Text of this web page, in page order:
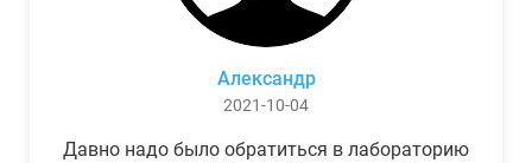
Александр
2021-10-04
Давно надо было обратиться в лабораторию